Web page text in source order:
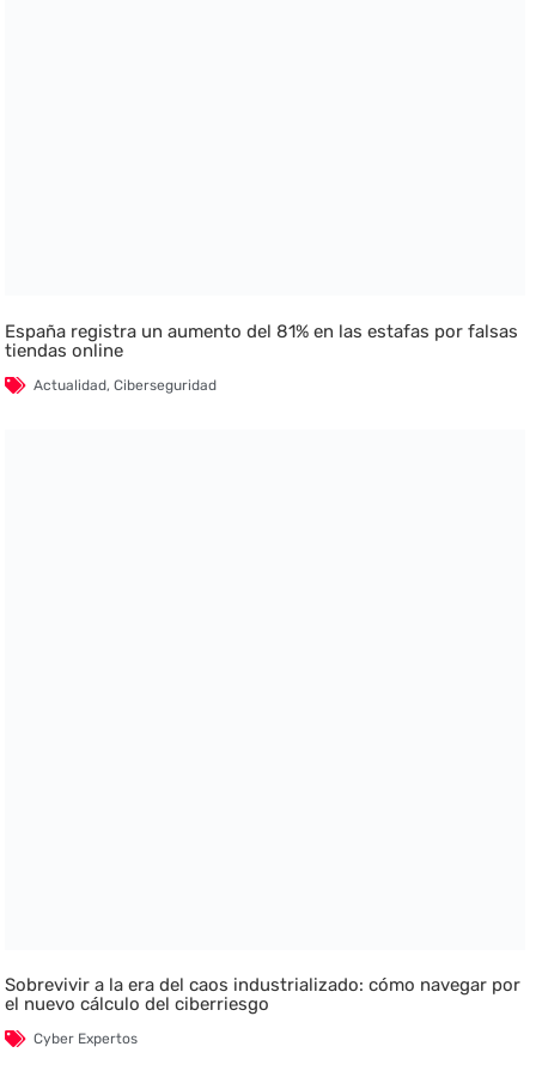
España registra un aumento del 81% en las estafas por falsas
tiendas online
Actualidad,Ciberseguridad
Sobrevivir a la era del caos industrializado: cómo navegar por
el nuevo cálculo del ciberriesgo
Cyber Expertos